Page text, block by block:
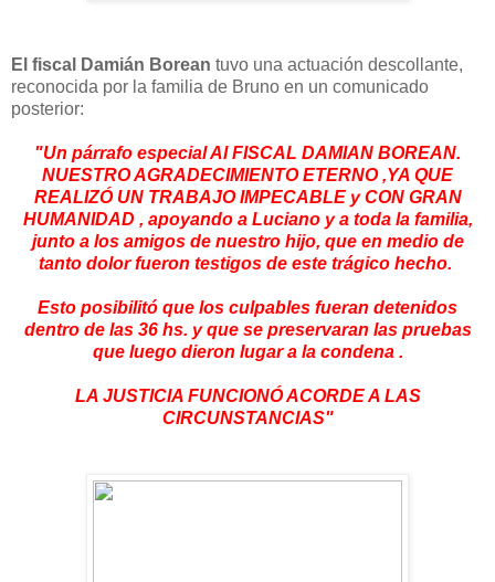
El fiscal Damián Borean tuvo una actuación descollante,
reconocida por la familia de Bruno en un comunicado
posterior:
"Un párrafo especial Al FISCAL DAMIAN BOREAN.
NUESTRO AGRADECIMIENTO ETERNO ,YA QUE
REALIZÓ UN TRABAJO IMPECABLE y CON GRAN
HUMANIDAD , apoyando a Luciano y a toda la familia,
junto a los amigos de nuestro hijo, que en medio de
tanto dolor fueron testigos de este trágico hecho.
Esto posibilitó que los culpables fueran detenidos
dentro de las 36 hs. y que se preservaran las pruebas
que luego dieron lugar a la condena .
LA JUSTICIA FUNCIONÓ ACORDE A LAS
CIRCUNSTANCIAS"